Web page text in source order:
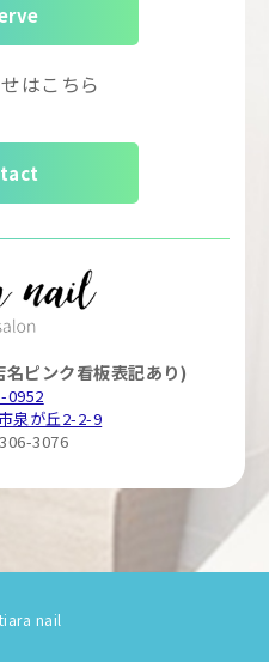
はこちら
ピンク看板表記あり)
0952
泉が丘2-2-9
3076
nail